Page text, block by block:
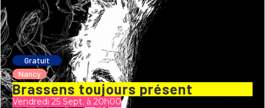
Gratuit
Nancy
Brassens toujours présent
Vendredi 25 Sept. à 20h00